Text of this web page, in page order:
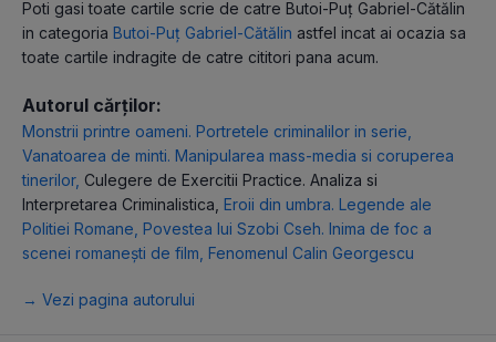
Poti gasi toate cartile scrie de catre Butoi-Puț Gabriel-Cătălin
in categoria Butoi-Puț Gabriel-Cătălin astfel incat ai ocazia sa
toate cartile indragite de catre cititori pana acum.
Autorul cărților:
Monstrii printre oameni. Portretele criminalilor in serie
Vanatoarea de minti. Manipularea mass-media si coruperea
tinerilor, Culegere de Exercitii Practice. Analiza si
Interpretarea Criminalistica Eroii din umbra. Legende ale
Politiei Romane Povestea lui Szobi Cseh. Inima de foc a
scenei romanești de film Fenomenul Calin Georgescu
→ Vezi pagina autorului